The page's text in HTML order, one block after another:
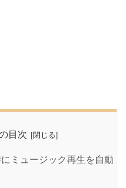
目次
ミュージック再生を自動